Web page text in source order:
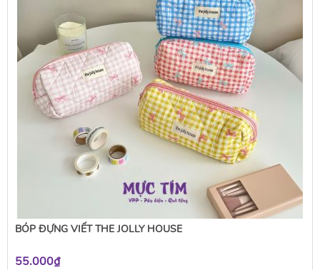
BÓP ĐỰNG VIẾT THE JOLLY HOUSE
55.000₫